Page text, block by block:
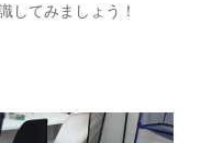
してみましょう！